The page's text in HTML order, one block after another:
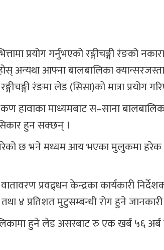
प्रयोग गर्नुभएको रङ्गीचङ्गी रंङको
अन्यथा आफ्ना बालबालिका
रंङमा लेड (सिसा)को मात्रा प्रयोग
हावाका माध्यमबाट स–साना
हुन सक्छन् ।
छ भने मध्यम आय भएका मुलुकमा हरेक
प्रवद्र्धन केन्द्रका कार्यकारी
४ प्रतिशत मुटुसम्बन्धी रोग हुने
हुने लेड असरबाट रु एक खर्ब ५६ अर्ब